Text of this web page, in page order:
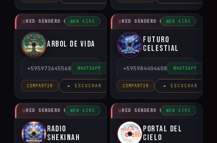
RED SENDERO CRISTIANO
EN AIRE
Arbol de Vida
+595973645568 WHATSAPP
COMPARTIR ► ESCUCHAR
RED SENDERO CRISTIANO
EN AIRE
Futuro
Celestial
+595984404608 WHATSAPP
COMPARTIR ► ESCUCHAR
RED SENDERO CRISTIANO
EN AIRE
Radio
Shekinah
RED SENDERO CRISTIANO
EN AIRE
Portal del
Cielo